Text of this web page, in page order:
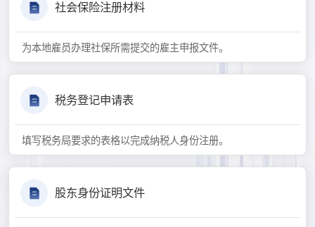
社会保险注册材料
为本地雇员办理社保所需提交的雇主申报文件。
税务登记申请表
填写税务局要求的表格以完成纳税人身份注册。
股东身份证明文件